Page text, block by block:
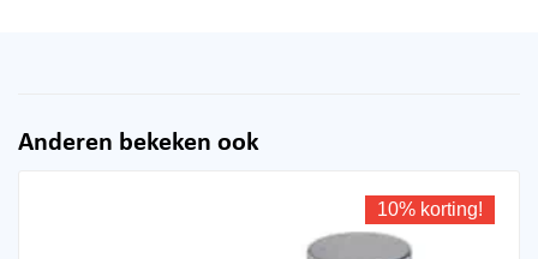
Anderen bekeken ook
10% korting!